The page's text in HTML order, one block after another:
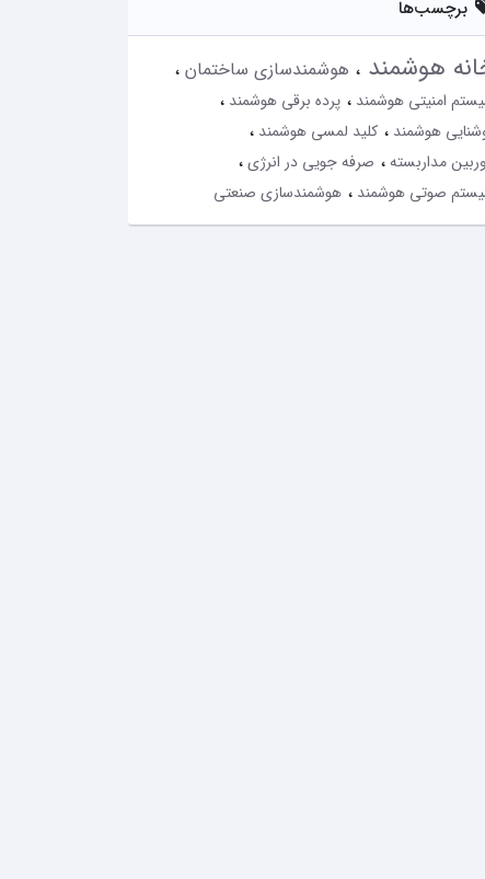
برچسب‌ها
هوشمند هوشمندسازی ساختمان
امنیتی هوشمند
پرده برقی هوشمند
هوشمند
کلید لمسی هوشمند
مداربسته
صرفه جویی در انرژی
صوتی هوشمند
هوشمندسازی صنعتی